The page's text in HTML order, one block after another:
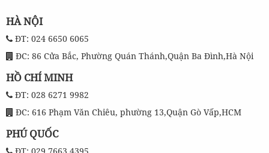
HÀ NỘI
ĐT: 024 6650 6065
ĐC: 86 Cửa Bắc, Phường Quán Thánh,Quận Ba Đình,Hà Nội
HỒ CHÍ MINH
ĐT: 028 6271 9982
ĐC: 616 Phạm Văn Chiêu, phường 13,Quận Gò Vấp,HCM
PHÚ QUỐC